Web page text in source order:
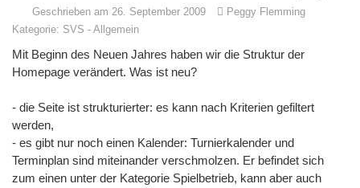
Geschrieben am 26. September 2009
Peggy Flemming
Kategorie: SVS - Allgemein
Mit Beginn des Neuen Jahres haben wir die Struktur der
Homepage verändert. Was ist neu?
- die Seite ist strukturierter: es kann nach Kriterien gefiltert
werden,
- es gibt nur noch einen Kalender: Turnierkalender und
Terminplan sind miteinander verschmolzen. Er befindet sich
zum einen unter der Kategorie Spielbetrieb, kann aber auch